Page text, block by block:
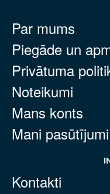
Par mums
Piegāde un
Privātuma
Noteikumi
Mans konts
Mani pasūtījumi
Kontakti